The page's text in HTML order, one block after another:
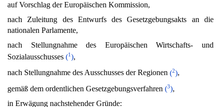
auf Vorschlag der Europäischen Kommission,
nach Zuleitung des Entwurfs des Gesetzgebungsakts an die
nationalen Parlamente,
nach Stellungnahme des Europäischen Wirtschafts- und
Sozialausschusses (1),
nach Stellungnahme des Ausschusses der Regionen (2),
gemäß dem ordentlichen Gesetzgebungsverfahren (3),
in Erwägung nachstehender Gründe: